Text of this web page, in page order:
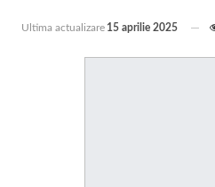
Ultima actualizare 15 aprilie 2025